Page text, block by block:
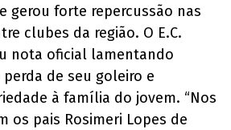
gerou forte repercussão nas
clubes da região. O E.C.
nota oficial lamentando
de seu goleiro e
à família do jovem. “Nos
os pais Rosimeri Lopes de